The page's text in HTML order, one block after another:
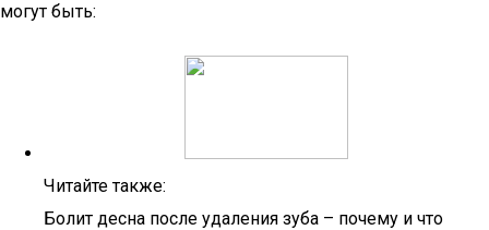
могут быть:
Читайте также:
Болит десна после удаления зуба – почему и что